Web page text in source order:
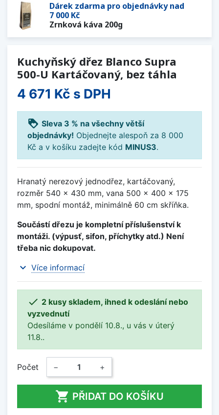
Dárek zdarma pro objednávky nad
7 000 Kč
Zrnková káva 200g
Kuchyňský dřez Blanco Supra
500-U Kartáčovaný, bez táhla
4 671 Kč s DPH
loyalty Sleva 3 % na všechny větší
objednávky! Objednejte alespoň za 8 000
Kč a v košíku zadejte kód MINUS3.
Hranatý nerezový jednodřez, kartáčovaný,
rozměr 540 x 430 mm, vana 500 x 400 x 175
mm, spodní montáž, minimálně 60 cm skříňka.
Součástí dřezu je kompletní příslušenství k
montáži. (výpusť, sifon, příchytky atd.) Není
třeba nic dokupovat.
expand_more Více informací
 2 kusy skladem, ihned k odeslání nebo
vyzvednutí
Odesíláme v pondělí 10.8., u vás v úterý
11.8..
Počet − +
 PŘIDAT DO KOŠÍKU